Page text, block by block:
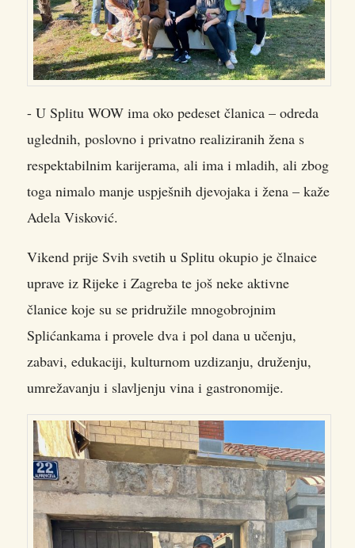
- U Splitu WOW ima oko pedeset članica – odreda
uglednih, poslovno i privatno realiziranih žena s
respektabilnim karijerama, ali ima i mladih, ali zbog
toga nimalo manje uspješnih djevojaka i žena – kaže
Adela Visković.
Vikend prije Svih svetih u Splitu okupio je člnaice
uprave iz Rijeke i Zagreba te još neke aktivne
članice koje su se pridružile mnogobrojnim
Splićankama i provele dva i pol dana u učenju,
zabavi, edukaciji, kulturnom uzdizanju, druženju,
umrežavanju i slavljenju vina i gastronomije.